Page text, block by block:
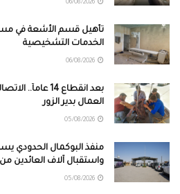
تأهيل قسم الأشعة في
الخدمات التشخيصية
بعد انقطاع 14
العمال بدير الزور
منفذ البوكمال الحدودي
واستقبال آلاف العائدين